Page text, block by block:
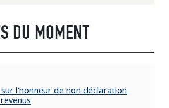
DU MOMENT
l'honneur de non déclaration